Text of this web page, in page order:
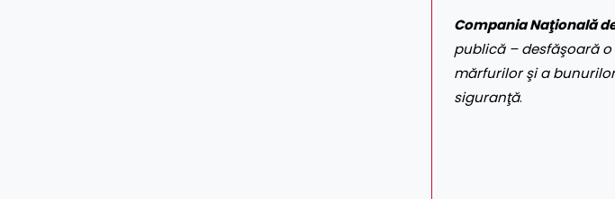
Compania Naţională de
publică – desfăşoară
mărfurilor şi a
siguranţă.